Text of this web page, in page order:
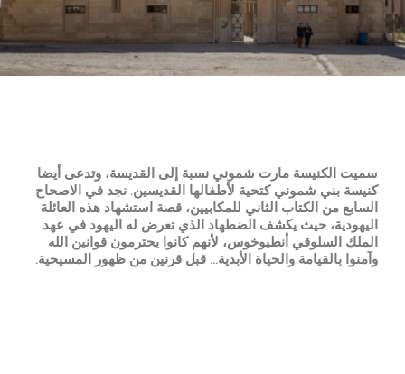
سميت الكنيسة مارت شموني نسبة إلى القديسة، وتدعى أيضا
كنيسة بني شموني كتحية لأطفالها القديسين. نجد في الاصحاح
السابع من الكتاب الثاني للمكابيين، قصة استشهاد هذه العائلة
اليهودية، حيث يكشف الضطهاد الذي تعرض له اليهود في عهد
الملك السلوقي أنطيوخوس، لأنهم كانوا يحترمون قوانين الله
وآمنوا بالقيامة والحياة الأبدية… قبل قرنين من ظهور المسيحية.